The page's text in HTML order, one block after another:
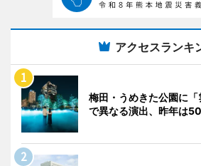
アクセスランキ
梅田・うめきた公園に
で異なる演出、昨年は